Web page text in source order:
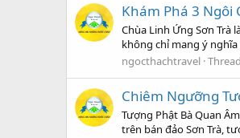
Khám Phá 3 Ngôi
Chùa Linh Ứng Sơn
không chỉ mang ý
ngocthachtravel Thread
Chiêm Ngưỡng
Tượng Phật Bà Quan
trên bán đảo Sơn Trà,